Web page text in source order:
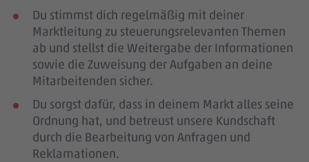
Du stimmst dich regelmäßig mit deiner
Marktleitung zu steuerungsrelevanten Themen
ab und stellst die Weitergabe der Informationen
sowie die Zuweisung der Aufgaben an deine
Mitarbeitenden sicher.
Du sorgst dafür, dass in deinem Markt alles seine
Ordnung hat, und betreust unsere Kundschaft
durch die Bearbeitung von Anfragen und
Reklamationen.